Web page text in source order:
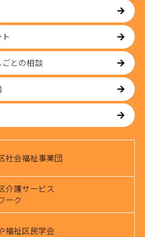
との相談
社会福祉事業団
介護サービス
ーク
福祉区民学会